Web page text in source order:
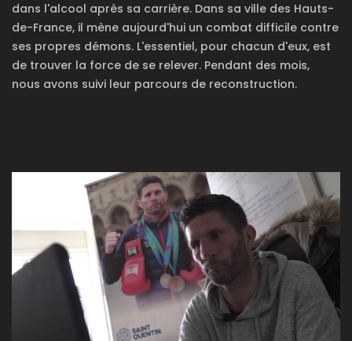
dans l'alcool après sa carrière. Dans sa ville des Hauts-
de-France, il mène aujourd'hui un combat difficile contre
ses propres démons. L'essentiel, pour chacun d'eux, est
de trouver la force de se relever. Pendant des mois,
nous avons suivi leur parcours de reconstruction.